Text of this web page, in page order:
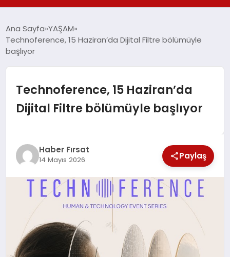
SPOR
EKONOMİ
MAGAZİN
EĞİTİM
DÜNYA
Ana Sayfa YAŞAM
Technoference, 15 Haziran’da Dijital Filtre bölümüyle
başlıyor
Technoference, 15 Haziran’da
Dijital Filtre bölümüyle başlıyor
Haber Fırsat
14 Mayıs 2026 Paylaş